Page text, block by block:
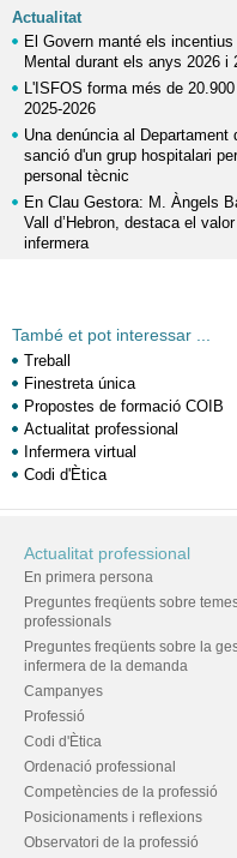
Actualitat
El Govern manté els
Mental durant els anys 2026 i
L'ISFOS forma més de
2025-2026
Una denúncia al
sanció d'un grup hospitalari
personal tècnic
En Clau Gestora: M. Àngels
Vall d’Hebron, destaca el
infermera
També et pot interessar ...
Treball
Finestreta única
Propostes de formació COIB
Actualitat professional
Infermera virtual
Codi d'Ètica
Actualitat professional
En primera persona
Preguntes freqüents sobre
professionals
Preguntes freqüents sobre la
infermera de la demanda
Campanyes
Professió
Codi d'Ètica
Ordenació professional
Competències de la professió
Posicionaments i reflexions
Observatori de la professió